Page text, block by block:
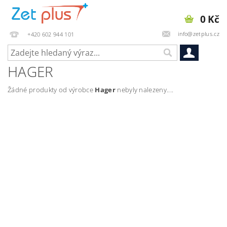
+420 602 944 101 info@zetplus.cz
0 Kč
HAGER
Žádné produkty od výrobce Hagernebyly nalezeny....